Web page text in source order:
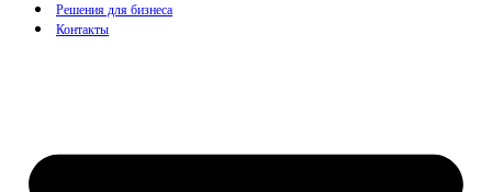
Решения для бизнеса
Контакты